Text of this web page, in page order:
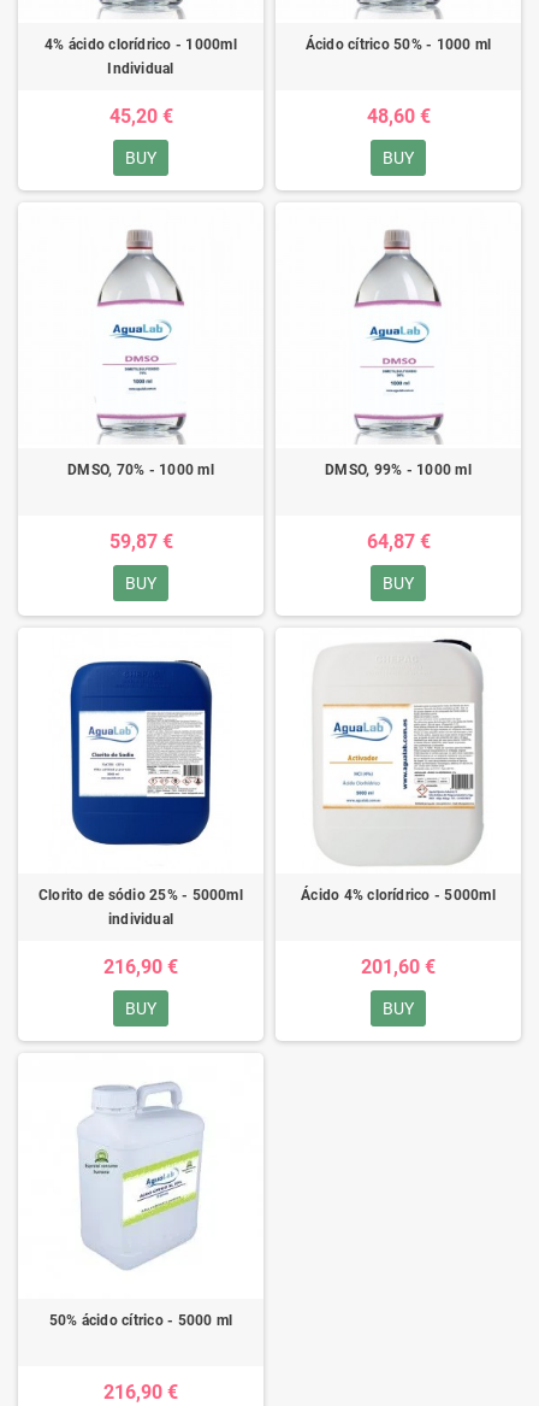
4% ácido clorídrico - 1000ml
Individual
45,20 €
BUY
Ácido cítrico 50% - 1000 ml
48,60 €
BUY
DMSO, 70% - 1000 ml
59,87 €
BUY
DMSO, 99% - 1000 ml
64,87 €
BUY
Clorito de sódio 25% - 5000ml
individual
216,90 €
BUY
Ácido 4% clorídrico - 5000ml
201,60 €
BUY
50% ácido cítrico - 5000 ml
216,90 €